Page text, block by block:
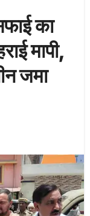
का
मापी,
जमा